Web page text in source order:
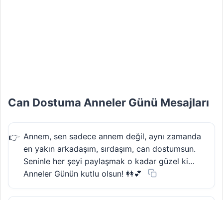
Can Dostuma Anneler Günü Mesajları
Annem, sen sadece annem değil, aynı zamanda
en yakın arkadaşım, sırdaşım, can dostumsun.
Seninle her şeyi paylaşmak o kadar güzel ki…
Anneler Günün kutlu olsun! 👭💕